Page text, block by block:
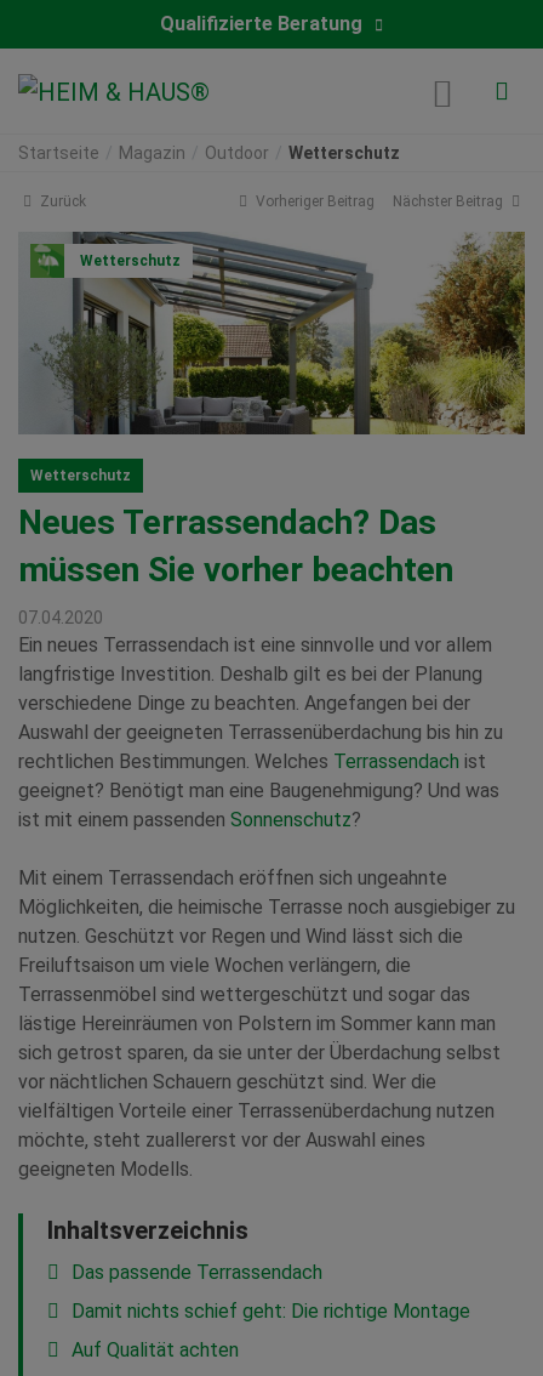
Qualifizierte Beratung
Startseite Magazin Outdoor Wetterschutz
Zurück Vorheriger Beitrag Nächster Beitrag
Wetterschutz
Neues Terrassendach? Das
müssen Sie vorher beachten
Wetterschutz
07.04.2020
Ein neues Terrassendach ist eine sinnvolle und vor allem
langfristige Investition. Deshalb gilt es bei der Planung
verschiedene Dinge zu beachten. Angefangen bei der
Auswahl der geeigneten Terrassenüberdachung bis hin zu
rechtlichen Bestimmungen. Welches Terrassendach ist
geeignet? Benötigt man eine Baugenehmigung? Und was
ist mit einem passenden Sonnenschutz?
Mit einem Terrassendach eröffnen sich ungeahnte
Möglichkeiten, die heimische Terrasse noch ausgiebiger zu
nutzen. Geschützt vor Regen und Wind lässt sich die
Freiluftsaison um viele Wochen verlängern, die
Terrassenmöbel sind wettergeschützt und sogar das
lästige Hereinräumen von Polstern im Sommer kann man
sich getrost sparen, da sie unter der Überdachung selbst
vor nächtlichen Schauern geschützt sind. Wer die
vielfältigen Vorteile einer Terrassenüberdachung nutzen
möchte, steht zuallererst vor der Auswahl eines
geeigneten Modells.
Inhaltsverzeichnis
Das passende Terrassendach
Damit nichts schief geht: Die richtige Montage
Auf Qualität achten